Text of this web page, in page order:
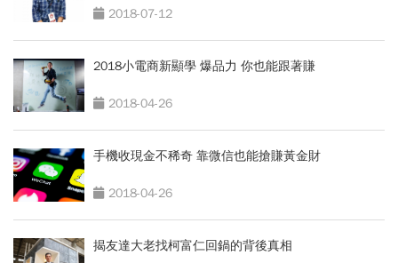
2018-07-12
2018小電商新顯學 爆品力 你也能跟著賺
2018-04-26
手機收現金不稀奇 靠微信也能搶賺黃金財
2018-04-26
揭友達大老找柯富仁回鍋的背後真相